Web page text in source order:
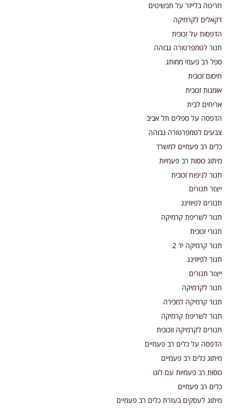
חריטה בלייזר על תכשיטים
דקאלים לקרמיקה
הדפסות על זכוכית
תנור לטמפרטורה גבוהה
ספל רב פעמי ממותג
חיסום זכוכית
אומנות זכוכית
אריחים לבית
הדפסה על ספלים תל אביב
צבעים לטמפרטורה גבוהה
כלים רב פעמיים למשרד
מיתוג כוסות רב פעמיות
תנור לניפוח זכוכית
ייצור תנורים
תנורים לפיוזינג
תנור לשריפת קרמיקה
תנורי זכוכית
תנור קרמיקה יד 2
תנור לפיוזינג
ייצור תנורים
תנור לקרמיקה
תנור קרמיקה למכירה
תנור לשריפת קרמיקה
תנורים לקרמיקה וזכוכית
הדפסה על כלים רב פעמיים
מיתוג כלים רב פעמיים
כוסות רב פעמיות עם לוגו
כלים רב פעמיים
מיתוג לעסקים בעזרת כלים רב פעמיים